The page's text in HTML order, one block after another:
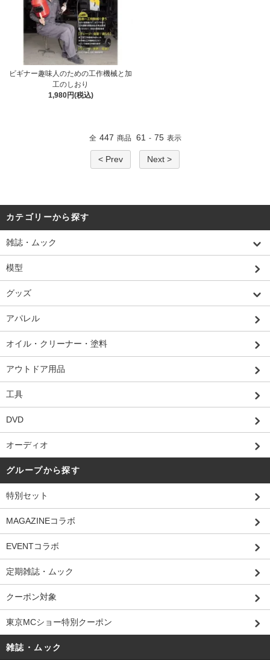
ビギナー趣味人のための工作機械と加
工のしおり
1,980円(税込)
全 447 商品 61 - 75 表示
< Prev Next >
カテゴリーから探す
雑誌・ムック
模型
グッズ
アパレル
オイル・クリーナー・塗料
アウトドア用品
工具
DVD
オーディオ
グループから探す
特別セット
MAGAZINEコラボ
EVENTコラボ
定期雑誌・ムック
クーポン対象
東京MCショー特別クーポン
雑誌・ムック